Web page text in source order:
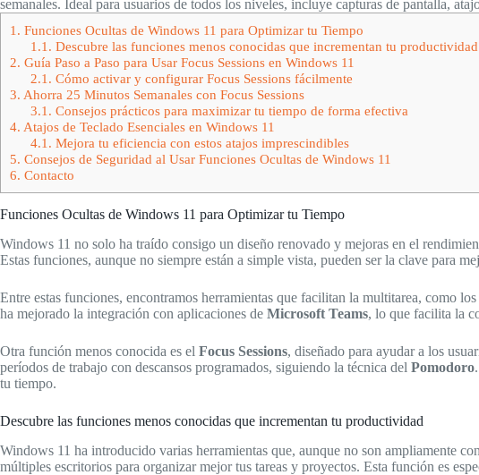
semanales. Ideal para usuarios de todos los niveles, incluye capturas de pantalla,
1. Funciones Ocultas de Windows 11 para Optimizar tu Tiempo
1.1. Descubre las funciones menos conocidas que incrementan tu productividad
2. Guía Paso a Paso para Usar Focus Sessions en Windows 11
2.1. Cómo activar y configurar Focus Sessions fácilmente
3. Ahorra 25 Minutos Semanales con Focus Sessions
3.1. Consejos prácticos para maximizar tu tiempo de forma efectiva
4. Atajos de Teclado Esenciales en Windows 11
4.1. Mejora tu eficiencia con estos atajos imprescindibles
5. Consejos de Seguridad al Usar Funciones Ocultas de Windows 11
6. Contacto
Funciones Ocultas de Windows 11 para Optimizar tu Tiempo
Windows 11 no solo ha traído consigo un diseño renovado y mejoras en el
Estas funciones, aunque no siempre están a simple vista, pueden ser la clave para
Entre estas funciones, encontramos herramientas que facilitan la multitarea, como los
ha mejorado la integración con aplicaciones de Microsoft Teams, lo que facilita la
Otra función menos conocida es el Focus Sessions, diseñado para ayudar a los
períodos de trabajo con descansos programados, siguiendo la técnica del Pomodoro
tu tiempo.
Descubre las funciones menos conocidas que incrementan tu productividad
Windows 11 ha introducido varias herramientas que, aunque no son ampliamente
múltiples escritorios para organizar mejor tus tareas y proyectos. Esta función es